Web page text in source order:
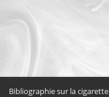
Bibliographie sur la